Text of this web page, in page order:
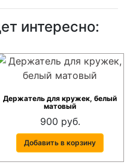
интересно:
Держатель для кружек, белый
матовый
900 руб.
Добавить в корзину